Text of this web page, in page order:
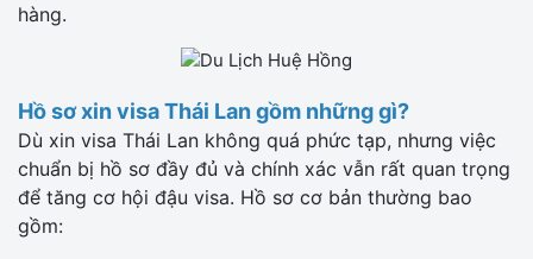
hàng.
Hồ sơ xin visa Thái Lan gồm những gì?
Dù xin visa Thái Lan không quá phức tạp, nhưng việc
chuẩn bị hồ sơ đầy đủ và chính xác vẫn rất quan trọng
để tăng cơ hội đậu visa. Hồ sơ cơ bản thường bao
gồm: